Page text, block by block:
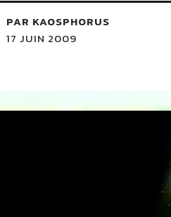
PAR KAOSPHORUS
17 JUIN 2009